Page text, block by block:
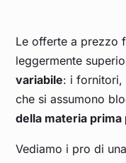
Le offerte a prezzo
leggermente
variabile: i fornitori,
che si assumono
della materia prima
Vediamo i pro di